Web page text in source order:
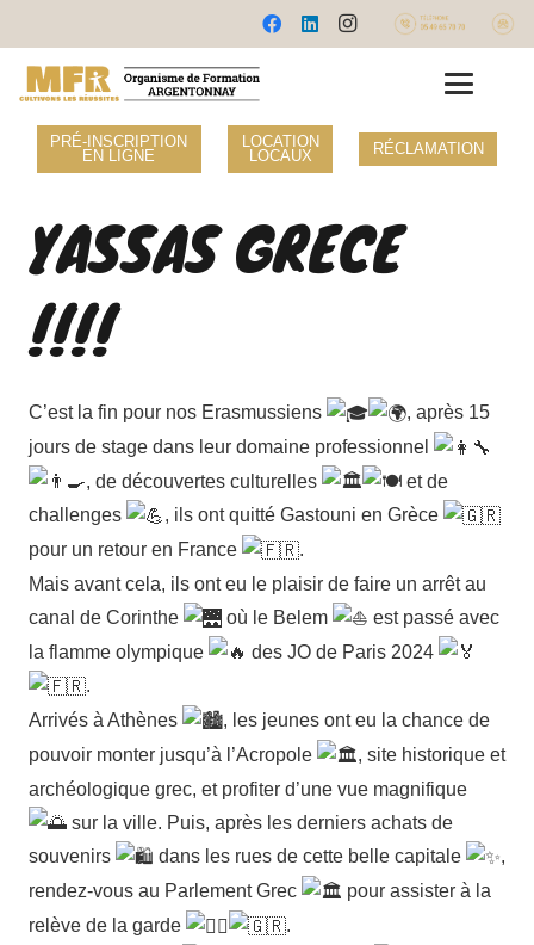
PRÉ-INSCRIPTION
EN LIGNE
LOCATION
LOCAUX
RÉCLAMATION
YASSAS GRECE
!!!!
C’est la fin pour nos Erasmussiens
, après 15
jours de stage dans leur domaine professionnel
, de découvertes culturelles
et de
challenges
, ils ont quitté Gastouni en Grèce
pour un retour en France
.
Mais avant cela, ils ont eu le plaisir de faire un arrêt au
canal de Corinthe
où le Belem
est passé avec
la flamme olympique
des JO de Paris 2024
.
Arrivés à Athènes
, les jeunes ont eu la chance de
pouvoir monter jusqu’à l’Acropole
, site historique et
archéologique grec, et profiter d’une vue magnifique
sur la ville. Puis, après les derniers achats de
souvenirs
dans les rues de cette belle capitale
,
rendez-vous au Parlement Grec
pour assister à la
relève de la garde
.